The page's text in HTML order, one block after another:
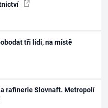
tři lidi, na místě
rafinerie Slovnaft. Metropolí